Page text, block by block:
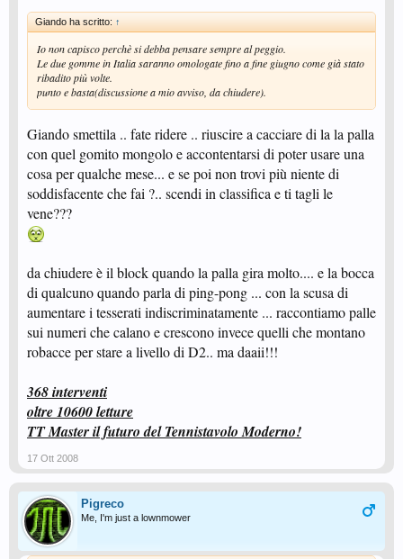
Giando ha scritto: ↑
Io non capisco perchè si debba pensare sempre al peggio.
Le due gomme in Italia saranno omologate fino a fine giugno come già stato
ribadito più volte.
punto e basta(discussione a mio avviso, da chiudere).
Giando smettila .. fate ridere .. riuscire a cacciare di la la palla
con quel gomito mongolo e accontentarsi di poter usare una
cosa per qualche mese... e se poi non trovi più niente di
soddisfacente che fai ?.. scendi in classifica e ti tagli le
vene???
da chiudere è il block quando la palla gira molto.... e la bocca
di qualcuno quando parla di ping-pong ... con la scusa di
aumentare i tesserati indiscriminatamente ... raccontiamo palle
sui numeri che calano e crescono invece quelli che montano
robacce per stare a livello di D2.. ma daaii!!!
368 interventi
oltre 10600 letture
TT Master il futuro del Tennistavolo Moderno!
17 Ott 2008
Pigreco
Me, I'm just a lownmower